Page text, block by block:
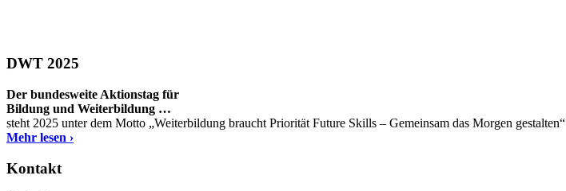
DWT 2025
Der bundesweite Aktionstag für
Bildung und Weiterbildung …
steht 2025 unter dem Motto „Weiterbildung braucht Priorität Future Skills – Gemeinsam das Morgen gestalten“
Mehr lesen ›
Kontakt